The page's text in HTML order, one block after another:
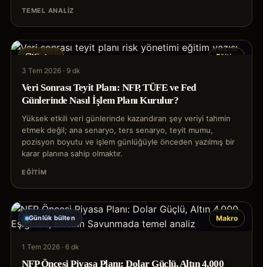
TEMEL ANALIZ
Eğitim
Yöntem
3 Tem 2026 · 9 dk
Veri Sonrası Teyit Planı: NFP, TÜFE ve Fed
Günlerinde Nasıl İşlem Planı Kurulur?
Yüksek etkili veri günlerinde kazandıran şey veriyi tahmin
etmek değil; ana senaryo, ters senaryo, teyit mumu,
pozisyon boyutu ve işlem günlüğüyle önceden yazılmış bir
karar planına sahip olmaktır.
EĞITIM
Makro
Günlük bülten
1 Tem 2026 · 6 dk
NFP Öncesi Piyasa Planı: Dolar Güçlü, Altın 4.000